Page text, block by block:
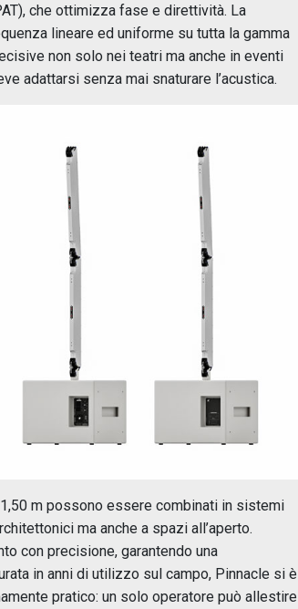
che ottimizza fase e direttività. La
lineare ed uniforme su tutta la gamma
non solo nei teatri ma anche in eventi
adattarsi senza mai snaturare l’acustica.
m possono essere combinati in sistemi
ma anche a spazi all’aperto.
con precisione, garantendo una
in anni di utilizzo sul campo, Pinnacle si è
pratico: un solo operatore può allestire